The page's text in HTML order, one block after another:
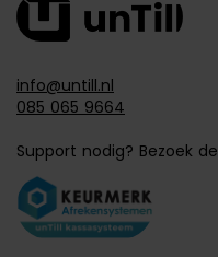
info@untill.nl
085 065 9664
Support nodig? Bezoek de